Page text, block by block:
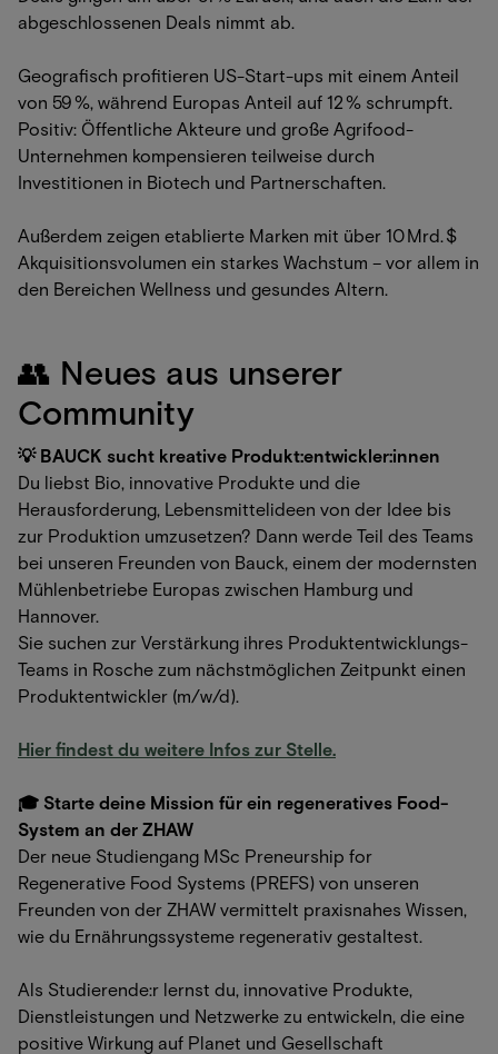
abgeschlossenen Deals nimmt ab.
Geografisch profitieren US-Start-ups mit einem Anteil
von 59 %, während Europas Anteil auf 12 % schrumpft.
Positiv: Öffentliche Akteure und große Agrifood-
Unternehmen kompensieren teilweise durch
Investitionen in Biotech und Partnerschaften.
Außerdem zeigen etablierte Marken mit über 10 Mrd. $
Akquisitionsvolumen ein starkes Wachstum – vor allem in
den Bereichen Wellness und gesundes Altern.
👥 Neues aus unserer
Community
💡 BAUCK sucht kreative Produkt:entwickler:innen
Du liebst Bio, innovative Produkte und die
Herausforderung, Lebensmittelideen von der Idee bis
zur Produktion umzusetzen? Dann werde Teil des Teams
bei unseren Freunden von Bauck, einem der modernsten
Mühlenbetriebe Europas zwischen Hamburg und
Hannover.
Sie suchen zur Verstärkung ihres Produktentwicklungs-
Teams in Rosche zum nächstmöglichen Zeitpunkt einen
Produktentwickler (m/w/d).
Hier findest du weitere Infos zur Stelle.
🎓 Starte deine Mission für ein regeneratives Food-
System an der ZHAW
Der neue Studiengang MSc Preneurship for
Regenerative Food Systems (PREFS) von unseren
Freunden von der ZHAW vermittelt praxisnahes Wissen,
wie du Ernährungssysteme regenerativ gestaltest.
Als Studierende:r lernst du, innovative Produkte,
Dienstleistungen und Netzwerke zu entwickeln, die eine
positive Wirkung auf Planet und Gesellschaft